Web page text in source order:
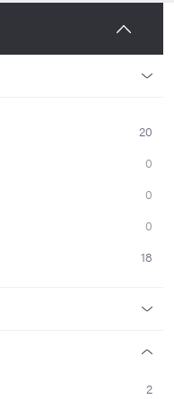
20
0
0
0
18
2